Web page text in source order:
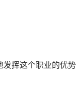
发挥这个职业的优